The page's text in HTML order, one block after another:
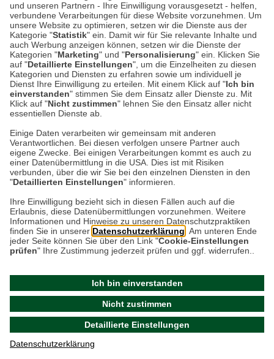
und unseren Partnern - Ihre Einwilligung vorausgesetzt - helfen,
verbundene Verarbeitungen für diese Website vorzunehmen. Um
unsere Website zu optimieren, setzen wir die Dienste aus der
Kategorie "Statistik" ein. Damit wir für Sie relevante Inhalte und
auch Werbung anzeigen können, setzen wir die Dienste der
Kategorien "Marketing" und "Personalisierung" ein. Klicken Sie
auf "Detaillierte Einstellungen", um die Einzelheiten zu diesen
Kategorien und Diensten zu erfahren sowie um individuell je
Dienst Ihre Einwilligung zu erteilen. Mit einem Klick auf "Ich bin
einverstanden" stimmen Sie dem Einsatz aller Dienste zu. Mit
Klick auf "Nicht zustimmen" lehnen Sie den Einsatz aller nicht
essentiellen Dienste ab.
Einige Daten verarbeiten wir gemeinsam mit anderen
Verantwortlichen. Bei diesen verfolgen unsere Partner auch
eigene Zwecke. Bei einigen Verarbeitungen kommt es auch zu
einer Datenübermittlung in die USA. Dies ist mit Risiken
verbunden, über die wir Sie bei den einzelnen Diensten in den
"Detaillierten Einstellungen" informieren.
Ihre Einwilligung bezieht sich in diesen Fällen auch auf die
Erlaubnis, diese Datenübermittlungen vorzunehmen. Weitere
Informationen und Hinweise zu unseren Datenschutzpraktiken
finden Sie in unserer Datenschutzerklärung . Am unteren Ende
jeder Seite können Sie über den Link "Cookie-Einstellungen
prüfen" Ihre Zustimmung jederzeit prüfen und ggf. widerrufen..
Ich bin einverstanden
Nicht zustimmen
Detaillierte Einstellungen
Datenschutzerklärung
Prince of Wales Check
Eine raffinierte Variante des Glencheck ist der „Prince
of Wales Check“, ergänzt durch ein markantes
Überkaro in Kontrastfarbe. Ursprünglich für König
Edward II. als Prince of Wales entworfen, ist dieses
Muster in Österreich auch als Esterházy-Karo bekannt.
Datenschutz
Impressum
Kontakt
* Preise inkl. ges. MwSt. / zzgl.Versandkosten
© 2026 - THE BRITISH SHOP Versandhandel GmbH & Co.
KG |Cookie-Einstellungen prüfen